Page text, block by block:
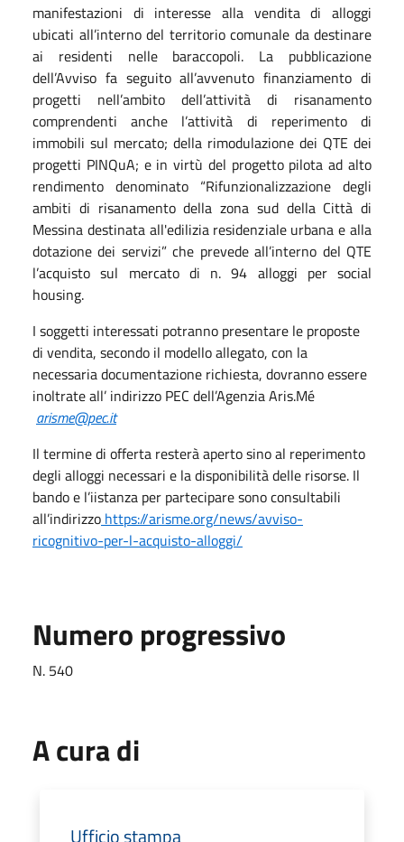
manifestazioni di interesse alla vendita di alloggi
ubicati all’interno del territorio comunale da destinare
ai residenti nelle baraccopoli. La pubblicazione
dell’Avviso fa seguito all’avvenuto finanziamento di
progetti nell’ambito dell’attività di risanamento
comprendenti anche l’attività di reperimento di
immobili sul mercato; della rimodulazione dei QTE dei
progetti PINQuA; e in virtù del progetto pilota ad alto
rendimento denominato “Rifunzionalizzazione degli
ambiti di risanamento della zona sud della Città di
Messina destinata all'edilizia residenziale urbana e alla
dotazione dei servizi” che prevede all’interno del QTE
l’acquisto sul mercato di n. 94 alloggi per social
housing.
I soggetti interessati potranno presentare le proposte
di vendita, secondo il modello allegato, con la
necessaria documentazione richiesta, dovranno essere
inoltrate all’ indirizzo PEC dell’Agenzia Aris.Mé
arisme@pec.it
Il termine di offerta resterà aperto sino al reperimento
degli alloggi necessari e la disponibilità delle risorse. Il
bando e l’iistanza per partecipare sono consultabili
all’indirizzo https://arisme.org/news/avviso-
ricognitivo-per-l-acquisto-alloggi/
Numero progressivo
N. 540
A cura di
Ufficio stampa